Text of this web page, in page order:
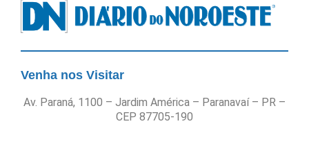
Venha nos Visitar
Av. Paraná, 1100 – Jardim América – Paranavaí – PR –
CEP 87705-190